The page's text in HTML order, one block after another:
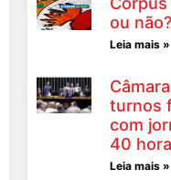
ou não?
Leia mais »
turnos
com
40
Leia mais »